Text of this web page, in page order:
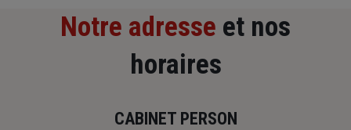
Notre adresse et nos
horaires
CABINET PERSON